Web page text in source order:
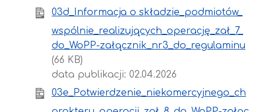
03d_Informacja o składzie_podmiotów_
wspólnie_realizujących_operację_zał_7_
do_WoPP-załącznik_nr3_do_regulaminu
(66 KB)
data publikacji: 02.04.2026
03e_Potwierdzenie_niekomercyjnego_ch